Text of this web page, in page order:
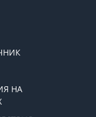
НА